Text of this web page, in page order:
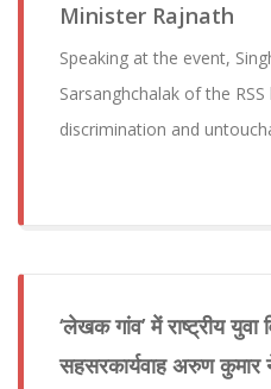
Minister Rajnath
Speaking at the event,
Sarsanghchalak of the
discrimination and
‘लेखक गांव’ में राष्ट्रीय
सहसरकार्यवाह अरुण कुमार